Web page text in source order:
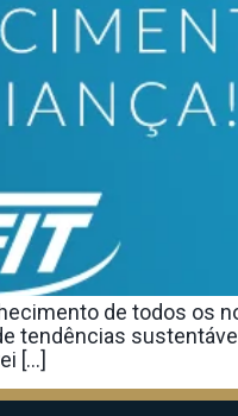
de todos os
tendências
[…]